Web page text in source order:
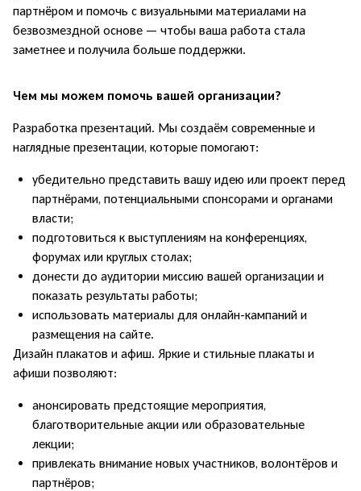
партнёром и помочь с визуальными материалами на
безвозмездной основе — чтобы ваша работа стала
заметнее и получила больше поддержки.
Чем мы можем помочь вашей организации?
Разработка презентаций. Мы создаём современные и
наглядные презентации, которые помогают:
убедительно представить вашу идею или проект перед
партнёрами, потенциальными спонсорами и органами
власти;
подготовиться к выступлениям на конференциях,
форумах или круглых столах;
донести до аудитории миссию вашей организации и
показать результаты работы;
использовать материалы для онлайн-кампаний и
размещения на сайте.
Дизайн плакатов и афиш. Яркие и стильные плакаты и
афиши позволяют:
анонсировать предстоящие мероприятия,
благотворительные акции или образовательные
лекции;
привлекать внимание новых участников, волонтёров и
партнёров;